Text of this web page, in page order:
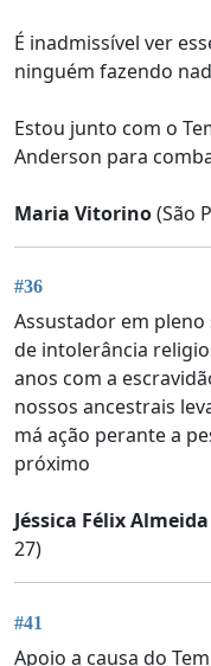
É inadmissível ver
ninguém fazendo
Estou junto com o
Anderson para
Maria Vitorino(São
#36
Assustador em
de intolerância
anos com a
nossos ancestrais
má ação perante a
próximo
Jéssica Félix
27)
#41
Apoio a causa do